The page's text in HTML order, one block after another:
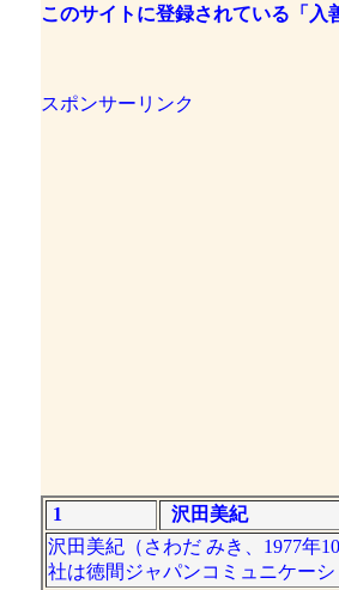
このサイトに登録されている「入
スポンサーリンク
1 沢田美紀
沢田美紀（さわだ みき、1977年
社は徳間ジャパンコミュニケー